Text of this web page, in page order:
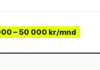
– 50 000 kr/mnd